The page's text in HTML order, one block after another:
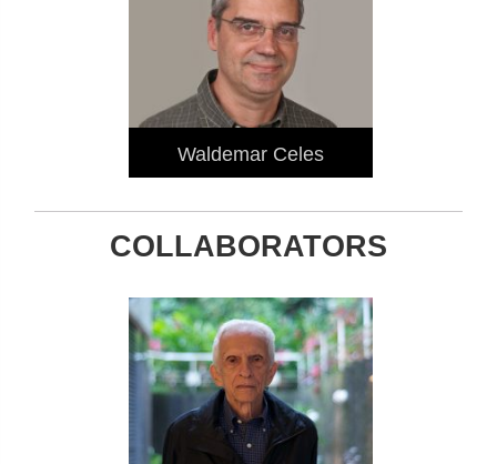
Waldemar Celes
COLLABORATORS